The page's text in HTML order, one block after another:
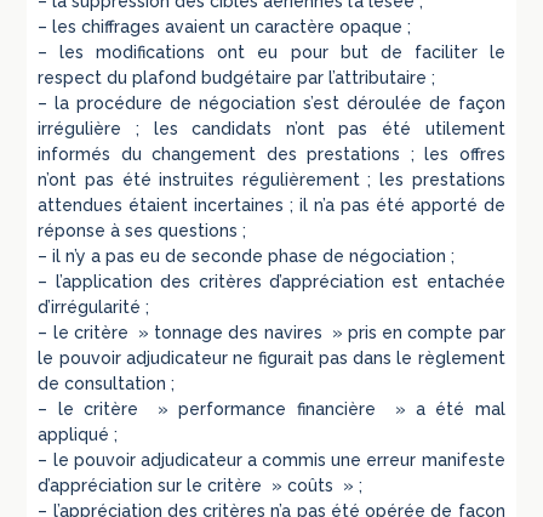
– les chiffrages avaient un caractère opaque ;
– les modifications ont eu pour but de faciliter le
respect du plafond budgétaire par l’attributaire ;
– la procédure de négociation s’est déroulée de façon
irrégulière ; les candidats n’ont pas été utilement
informés du changement des prestations ; les offres
n’ont pas été instruites régulièrement ; les prestations
attendues étaient incertaines ; il n’a pas été apporté de
réponse à ses questions ;
– il n’y a pas eu de seconde phase de négociation ;
– l’application des critères d’appréciation est entachée
d’irrégularité ;
– le critère » tonnage des navires » pris en compte par
le pouvoir adjudicateur ne figurait pas dans le règlement
de consultation ;
– le critère » performance financière » a été mal
appliqué ;
– le pouvoir adjudicateur a commis une erreur manifeste
d’appréciation sur le critère » coûts » ;
– l’appréciation des critères n’a pas été opérée de façon